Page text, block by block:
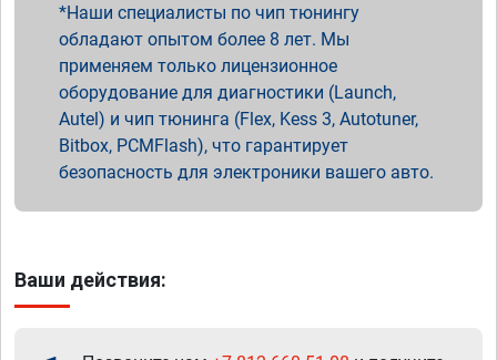
Наши специалисты по чип тюнингу
обладают опытом более 8 лет. Мы
применяем только лицензионное
оборудование для диагностики (Launch,
Autel) и чип тюнинга (Flex, Kess 3, Autotuner,
Bitbox, PCMFlash), что гарантирует
безопасность для электроники вашего авто.
Ваши действия: